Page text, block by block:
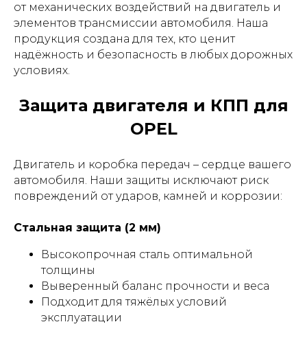
от механических воздействий на двигатель и
элементов трансмиссии автомобиля. Наша
продукция создана для тех, кто ценит
надёжность и безопасность в любых дорожных
условиях.
Защита двигателя и КПП для
OPEL
Двигатель и коробка передач – сердце вашего
автомобиля. Наши защиты исключают риск
повреждений от ударов, камней и коррозии:
Стальная защита (2 мм)
Высокопрочная сталь оптимальной
толщины
Выверенный баланс прочности и веса
Подходит для тяжёлых условий
эксплуатации